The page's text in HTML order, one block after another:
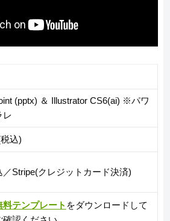
(pptx) ＆ Illustrator CS6(ai) ※パワ
レ
込)
／Stripe(クレジットカード決済)
料テンプレート をダウンロードして